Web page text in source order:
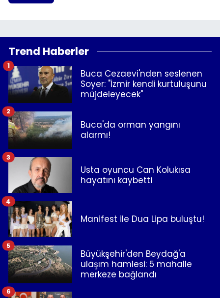
Trend Haberler
Buca Cezaevi'nden seslenen
Soyer: "İzmir kendi kurtuluşunu
müjdeleyecek"
1
Buca'da orman yangını
alarmı!
2
Usta oyuncu Can Kolukısa
hayatını kaybetti
3
Manifest ile Dua Lipa buluştu!
4
Büyükşehir'den Beydağ'a
ulaşım hamlesi: 5 mahalle
merkeze bağlandı
5
6